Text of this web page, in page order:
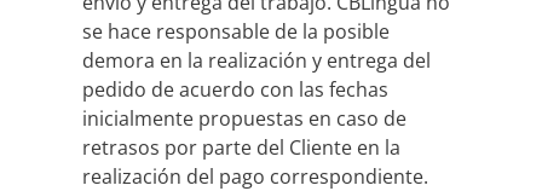
se hace responsable de la posible
demora en la realización y entrega del
pedido de acuerdo con las fechas
inicialmente propuestas en caso de
retrasos por parte del Cliente en la
realización del pago correspondiente.